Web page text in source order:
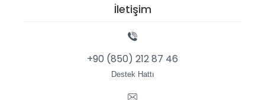
İletişim
+90 (850) 212 87 46
Destek Hattı